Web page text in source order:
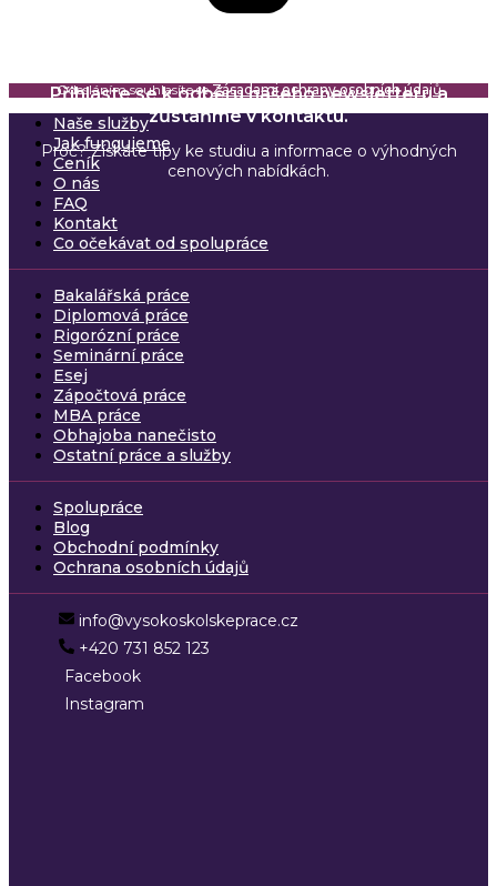
Přihlaste se k odběru našeho newsletteru a
zůstaňme v kontaktu.
Proč? Získáte tipy ke studiu a informace o výhodných
cenových nabídkách.
Odesláním souhlasíte seZásadami ochrany osobních údajů
Naše služby
Jak fungujeme
Ceník
O nás
FAQ
Kontakt
Co očekávat od spolupráce
Bakalářská práce
Diplomová práce
Rigorózní práce
Seminární práce
Esej
Zápočtová práce
MBA práce
Obhajoba nanečisto
Ostatní práce a služby
Spolupráce
Blog
Obchodní podmínky
Ochrana osobních údajů
info@vysokoskolskeprace.cz
+420 731 852 123
Facebook
Instagram